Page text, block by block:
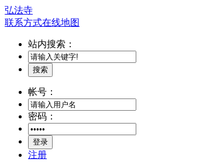
弘法寺
联系方式在线地图
站内搜索：
搜索
帐号：
密码：
登录
注册